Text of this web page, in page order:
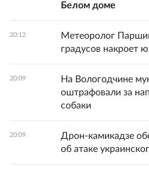
Белом доме
20:12
Метеоролог
градусов накроет
20:09
На Вологодчине
оштрафовали за
собаки
20:09
Дрон-камикадзе
об атаке